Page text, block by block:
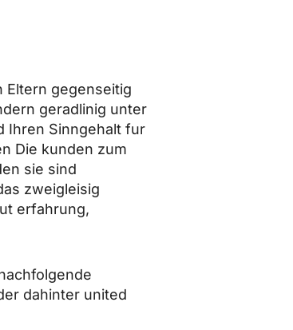
Eltern gegenseitig
geradlinig unter
Ihren Sinngehalt fur
Die kunden zum
sie sind
zweigleisig
erfahrung,
dahinter united